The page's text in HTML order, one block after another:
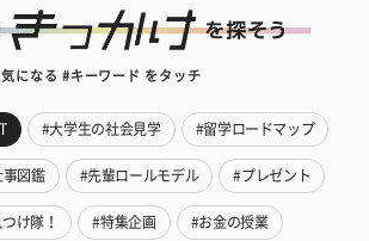
気になる #キーワード をタッチ
#大学生の社会見学 #留学ロードマップ
事図鑑 #先輩ロールモデル #プレゼント
け隊！ #特集企画 #お金の授業